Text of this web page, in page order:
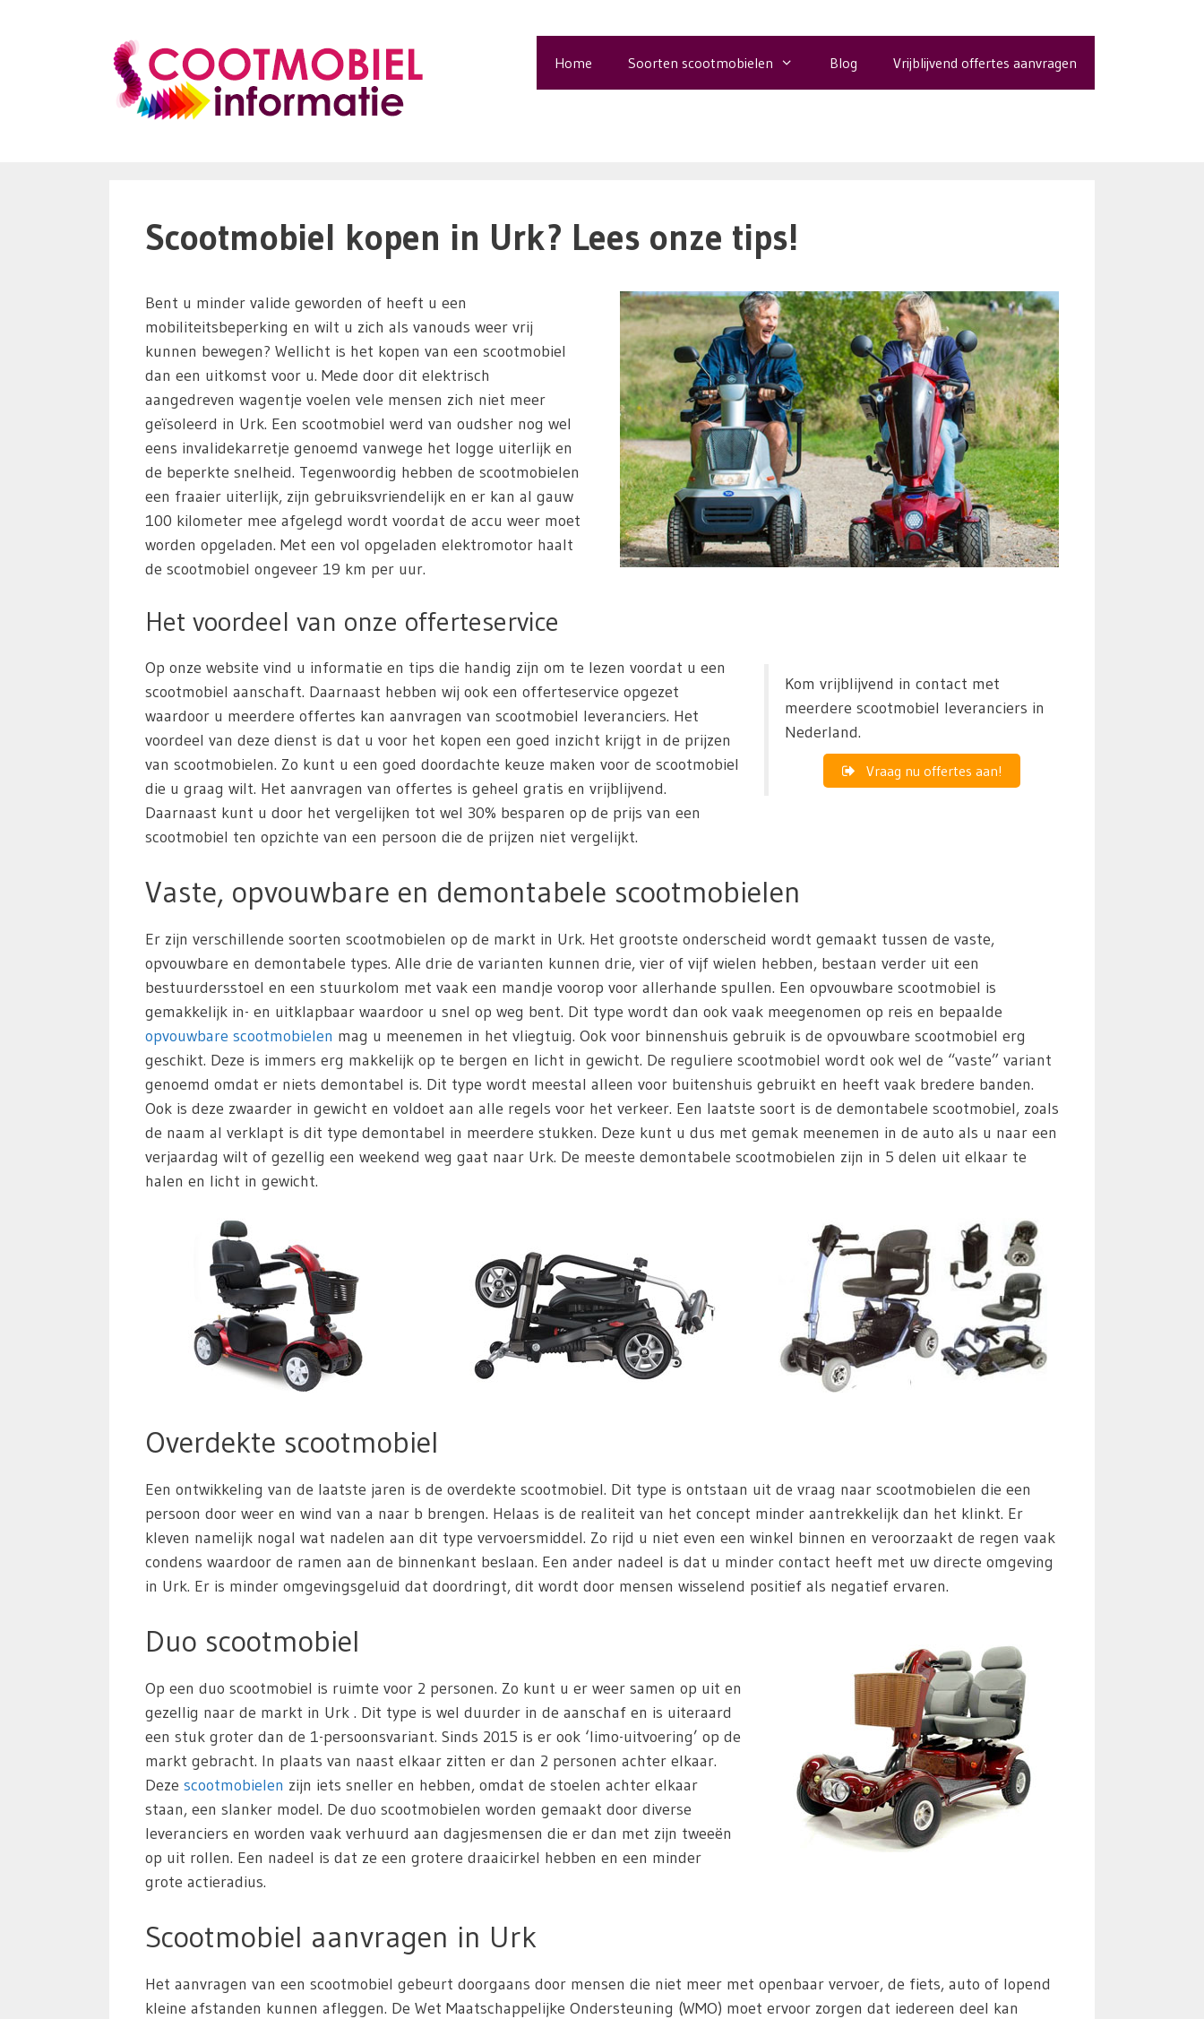
Home Soorten scootmobielen Blog Vrijblijvend offertes aanvragen
Scootmobiel kopen in Urk? Lees onze tips!
Bent u minder valide geworden of heeft u een
mobiliteitsbeperking en wilt u zich als vanouds weer vrij
kunnen bewegen? Wellicht is het kopen van een scootmobiel
dan een uitkomst voor u. Mede door dit elektrisch
aangedreven wagentje voelen vele mensen zich niet meer
geïsoleerd in Urk. Een scootmobiel werd van oudsher nog wel
eens invalidekarretje genoemd vanwege het logge uiterlijk en
de beperkte snelheid. Tegenwoordig hebben de scootmobielen
een fraaier uiterlijk, zijn gebruiksvriendelijk en er kan al gauw
100 kilometer mee afgelegd wordt voordat de accu weer moet
worden opgeladen. Met een vol opgeladen elektromotor haalt
de scootmobiel ongeveer 19 km per uur.
Het voordeel van onze offerteservice
Kom vrijblijvend in contact met
meerdere scootmobiel leveranciers in
Nederland.
Vraag nu offertes aan!
Op onze website vind u informatie en tips die handig zijn om te lezen voordat u een
scootmobiel aanschaft. Daarnaast hebben wij ook een offerteservice opgezet
waardoor u meerdere offertes kan aanvragen van scootmobiel leveranciers. Het
voordeel van deze dienst is dat u voor het kopen een goed inzicht krijgt in de prijzen
van scootmobielen. Zo kunt u een goed doordachte keuze maken voor de scootmobiel
die u graag wilt. Het aanvragen van offertes is geheel gratis en vrijblijvend.
Daarnaast kunt u door het vergelijken tot wel 30% besparen op de prijs van een
scootmobiel ten opzichte van een persoon die de prijzen niet vergelijkt.
Vaste, opvouwbare en demontabele scootmobielen
Er zijn verschillende soorten scootmobielen op de markt in Urk. Het grootste onderscheid wordt gemaakt tussen de vaste,
opvouwbare en demontabele types. Alle drie de varianten kunnen drie, vier of vijf wielen hebben, bestaan verder uit een
bestuurdersstoel en een stuurkolom met vaak een mandje voorop voor allerhande spullen. Een opvouwbare scootmobiel is
gemakkelijk in- en uitklapbaar waardoor u snel op weg bent. Dit type wordt dan ook vaak meegenomen op reis en bepaalde
opvouwbare scootmobielen mag u meenemen in het vliegtuig. Ook voor binnenshuis gebruik is de opvouwbare scootmobiel erg
geschikt. Deze is immers erg makkelijk op te bergen en licht in gewicht. De reguliere scootmobiel wordt ook wel de “vaste” variant
genoemd omdat er niets demontabel is. Dit type wordt meestal alleen voor buitenshuis gebruikt en heeft vaak bredere banden.
Ook is deze zwaarder in gewicht en voldoet aan alle regels voor het verkeer. Een laatste soort is de demontabele scootmobiel, zoals
de naam al verklapt is dit type demontabel in meerdere stukken. Deze kunt u dus met gemak meenemen in de auto als u naar een
verjaardag wilt of gezellig een weekend weg gaat naar Urk. De meeste demontabele scootmobielen zijn in 5 delen uit elkaar te
halen en licht in gewicht.
Overdekte scootmobiel
Een ontwikkeling van de laatste jaren is de overdekte scootmobiel. Dit type is ontstaan uit de vraag naar scootmobielen die een
persoon door weer en wind van a naar b brengen. Helaas is de realiteit van het concept minder aantrekkelijk dan het klinkt. Er
kleven namelijk nogal wat nadelen aan dit type vervoersmiddel. Zo rijd u niet even een winkel binnen en veroorzaakt de regen vaak
condens waardoor de ramen aan de binnenkant beslaan. Een ander nadeel is dat u minder contact heeft met uw directe omgeving
in Urk. Er is minder omgevingsgeluid dat doordringt, dit wordt door mensen wisselend positief als negatief ervaren.
Duo scootmobiel
Op een duo scootmobiel is ruimte voor 2 personen. Zo kunt u er weer samen op uit en
gezellig naar de markt in Urk . Dit type is wel duurder in de aanschaf en is uiteraard
een stuk groter dan de 1-persoonsvariant. Sinds 2015 is er ook ‘limo-uitvoering’ op de
markt gebracht. In plaats van naast elkaar zitten er dan 2 personen achter elkaar.
Deze scootmobielen zijn iets sneller en hebben, omdat de stoelen achter elkaar
staan, een slanker model. De duo scootmobielen worden gemaakt door diverse
leveranciers en worden vaak verhuurd aan dagjesmensen die er dan met zijn tweeën
op uit rollen. Een nadeel is dat ze een grotere draaicirkel hebben en een minder
grote actieradius.
Scootmobiel aanvragen in Urk
Het aanvragen van een scootmobiel gebeurt doorgaans door mensen die niet meer met openbaar vervoer, de fiets, auto of lopend
kleine afstanden kunnen afleggen. De Wet Maatschappelijke Ondersteuning (WMO) moet ervoor zorgen dat iedereen deel kan